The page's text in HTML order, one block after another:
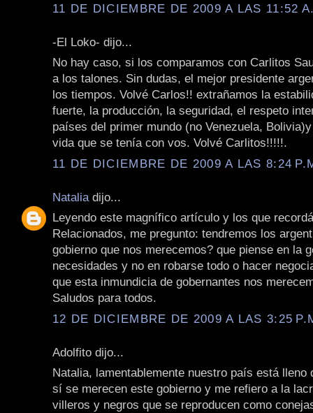
11 DE DICIEMBRE DE 2009 A LAS 11:52
-El Loko- dijo...
No hay caso, si los comparamos con Carlitos
a los talones. Sin dudas, el mejor presidente
los tiempos. Volvé Carlos!! extrañamos la
fuerte, la producción, la seguridad, el respeto
países del primer mundo (no Venezuela,
vida que se tenía con vos. Volvé Carlitos!!!!!.
11 DE DICIEMBRE DE 2009 A LAS 8:24
Natalia dijo...
Leyendo este magnífico artículo y los que
Relacionados, me pregunto: tendremos los
gobierno que nos merecemos? que piense en la
necesidades y no en robarse todo o hacer
que esta inmundicia de gobernantes nos
Saludos para todos.
12 DE DICIEMBRE DE 2009 A LAS 3:25
Adolfito dijo...
Natalia, lamentablemente nuestro país está lleno
sí se merecen este gobierno y me refiero a la
villeros y negros que se reproducen como